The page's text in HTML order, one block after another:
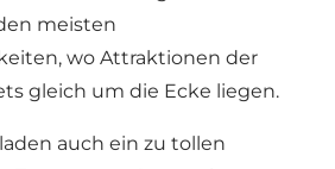
meisten
, wo Attraktionen der
gleich um die Ecke liegen.
auch ein zu tollen